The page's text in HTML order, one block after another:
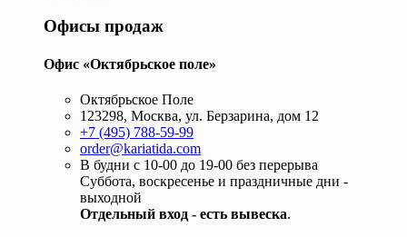
Офисы продаж
Офис «Октябрьское поле»
Октябрьское Поле
123298, Москва, ул. Берзарина, дом 12
+7 (495) 788-59-99
order@kariatida.com
В будни с 10-00 до 19-00 без перерыва
Суббота, воскресенье и праздничные дни -
выходной
Отдельный вход - есть вывеска.